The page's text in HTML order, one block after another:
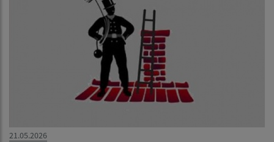
21.05.2026